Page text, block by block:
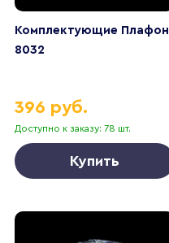
Комплектующие Плафон
8032
Доступно к заказу: 78 шт.
396 руб.
Купить